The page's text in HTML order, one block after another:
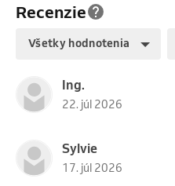
Recenzie
Všetky hodnotenia
Ing.
22. júl 2026
Sylvie
17. júl 2026